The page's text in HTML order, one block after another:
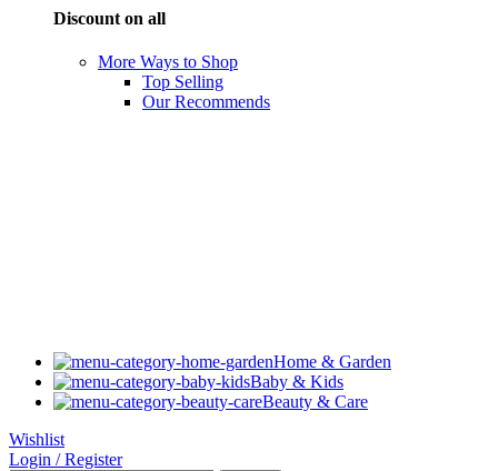
Discount on all
More Ways to Shop
Top Selling
Our Recommends
Home & Garden
Baby & Kids
Beauty & Care
Wishlist
Login / Register